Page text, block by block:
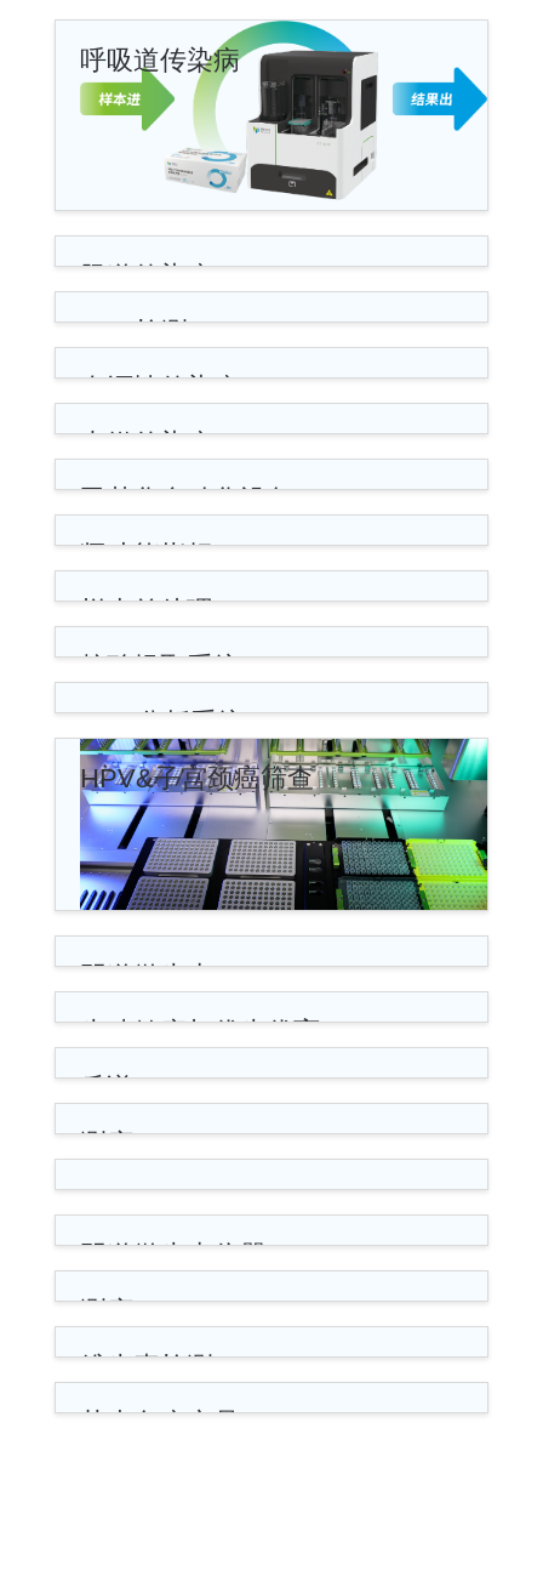
呼吸道传染病
肠道传染病
EBV检测
血源性传染病
虫媒传染病
甲基化自动化设备
肾功能指标
样本前处理
核酸提取系统
PCR分析系统
HPV&子宫颈癌筛查
阴道微生态
生殖健康与优生优育
质谱
测序
POCT
阴道微生态仪器
测序
维生素检测
荧光免疫产品